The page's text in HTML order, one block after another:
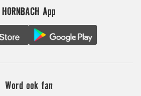
HORNBACH App
Word ook fan